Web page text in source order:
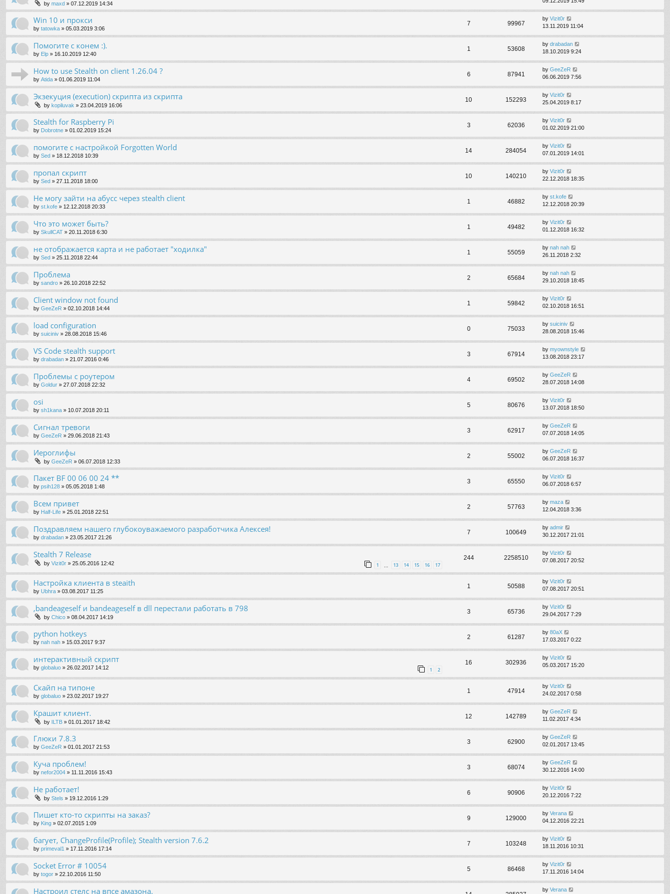
by maxd » 07.12.2019 14:34
Win 10 и прокси
by tatowka » 05.03.2019 3:06
7 99967
by Vizit0r
13.11.2019 11:04
Помогите с конем :).
by Elp » 16.10.2019 12:40
1 53608
by drabadan
18.10.2019 9:24
How to use Stealth on client 1.26.04 ?
by Atida » 01.06.2019 11:04
6 87941
by GeeZeR
06.06.2019 7:56
Экзекуция (execution) скрипта из скрипта
by kopiluvak » 23.04.2019 16:06
10 152293
by Vizit0r
25.04.2019 8:17
Stealth for Raspberry Pi
by Dobrotne » 01.02.2019 15:24
3 62036
by Vizit0r
01.02.2019 21:00
помогите с настройкой Forgotten World
by Sed » 18.12.2018 10:39
14 284054
by Vizit0r
07.01.2019 14:01
пропал скрипт
by Sed » 27.11.2018 18:00
10 140210
by Vizit0r
22.12.2018 18:35
Не могу зайти на абусс через stealth client
by st.kofe » 12.12.2018 20:33
1 46882
by st.kofe
12.12.2018 20:39
Что это может быть?
by SkullCAT » 20.11.2018 6:30
1 49482
by Vizit0r
01.12.2018 16:32
не отображается карта и не работает "ходилка"
by Sed » 25.11.2018 22:44
1 55059
by nah nah
26.11.2018 2:32
Проблема
by sandro » 26.10.2018 22:52
2 65684
by nah nah
29.10.2018 18:45
Client window not found
by GeeZeR » 02.10.2018 14:44
1 59842
by Vizit0r
02.10.2018 16:51
load configuration
by suiciniv » 28.08.2018 15:46
0 75033
by suiciniv
28.08.2018 15:46
VS Code stealth support
by drabadan » 21.07.2016 0:46
3 67914
by myownstyle
13.08.2018 23:17
Проблемы с роутером
by Goldur » 27.07.2018 22:32
4 69502
by GeeZeR
28.07.2018 14:08
osi
by sh1kana » 10.07.2018 20:11
5 80676
by Vizit0r
13.07.2018 18:50
Сигнал тревоги
by GeeZeR » 29.06.2018 21:43
3 62917
by GeeZeR
07.07.2018 14:05
Иероглифы
by GeeZeR » 06.07.2018 12:33
2 55002
by GeeZeR
06.07.2018 16:37
Пакет BF 00 06 00 24 **
by psih128 » 05.05.2018 1:48
3 65550
by Vizit0r
06.07.2018 6:57
Всем привет
by Half-Life » 25.01.2018 22:51
2 57763
by maza
12.04.2018 3:36
Поздравляем нашего глубокоуважаемого разработчика Алексея!
by drabadan » 23.05.2017 21:26
7 100649
by admir
30.12.2017 21:01
Stealth 7 Release
by Vizit0r » 25.05.2016 12:42 1 13 14 15 16 17
244 2258510
by Vizit0r
07.08.2017 20:52
Настройка клиента в steaith
by Ubhra » 03.08.2017 11:25
1 50588
by Vizit0r
07.08.2017 20:51
,bandeageself и bandeageself в dll перестали работать в 798
by Chico » 08.04.2017 14:19
3 65736
by Vizit0r
29.04.2017 7:29
python hotkeys
by nah nah » 15.03.2017 9:37
2 61287
by 80aX
17.03.2017 0:22
интерактивный скрипт
by globaluo » 26.02.2017 14:12 1 2
16 302936
by Vizit0r
05.03.2017 15:20
Скайп на типоне
by globaluo » 23.02.2017 19:27
1 47914
by Vizit0r
24.02.2017 0:58
Крашит клиент.
by ILTB » 01.01.2017 18:42
12 142789
by GeeZeR
11.02.2017 4:34
Глюки 7.8.3
by GeeZeR » 01.01.2017 21:53
3 62900
by GeeZeR
02.01.2017 13:45
Куча проблем!
by nefor2004 » 11.11.2016 15:43
3 68074
by GeeZeR
30.12.2016 14:00
Не работает!
by Stels » 19.12.2016 1:29
6 90906
by Vizit0r
20.12.2016 7:22
Пишет кто-то скрипты на заказ?
by King » 02.07.2015 1:09
9 129000
by Verana
04.12.2016 22:21
багует, ChangeProfile(Profile); Stealth version 7.6.2
by primeval1 » 17.11.2016 17:14
7 103248
by Vizit0r
18.11.2016 10:31
Socket Error # 10054
by togor » 22.10.2016 11:50
5 86468
by Vizit0r
17.11.2016 14:04
Настроил стелс на впсе амазона. by Verana